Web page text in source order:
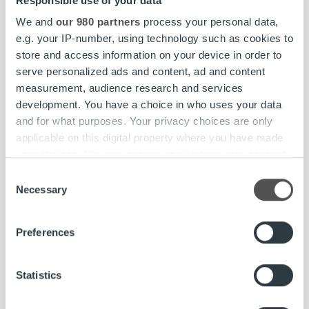
We and our 980 partners process your personal data,
e.g. your IP-number, using technology such as cookies to
store and access information on your device in order to
serve personalized ads and content, ad and content
measurement, audience research and services
development. You have a choice in who uses your data
and for what purposes. Your privacy choices are only
applicable on this digital property where you have made
the Privacy trigger icon.
Find out more about how your personal data is processed
and set your preferences in the
We use cookies to personalise content and ads, to
provide social media features and to analyse our traffic.
Selection
Necessary
Preferences
Statistics
Ajankohtaista
Velkasaldon muutoksista ei lähetetä
enää erillistä kirjettä
Lue lisää